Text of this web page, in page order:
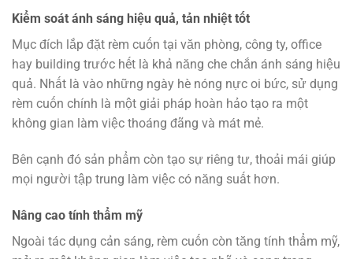
Kiểm soát ánh sáng hiệu quả, tản nhiệt tốt
Mục đích lắp đặt rèm cuốn tại văn phòng, công ty, office
hay building trước hết là khả năng che chắn ánh sáng hiệu
quả. Nhất là vào những ngày hè nóng nực oi bức, sử dụng
rèm cuốn chính là một giải pháp hoàn hảo tạo ra một
không gian làm việc thoáng đãng và mát mẻ.
Bên cạnh đó sản phẩm còn tạo sự riêng tư, thoải mái giúp
mọi người tập trung làm việc có năng suất hơn.
Nâng cao tính thẩm mỹ
Ngoài tác dụng cản sáng, rèm cuốn còn tăng tính thẩm mỹ,